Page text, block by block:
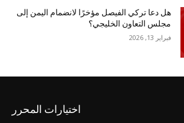
هل دعا تركي الفيصل مؤخرًا لانضمام اليمن إلى
مجلس التعاون الخليجي؟
فبراير 13, 2026
اختيارات المحرر